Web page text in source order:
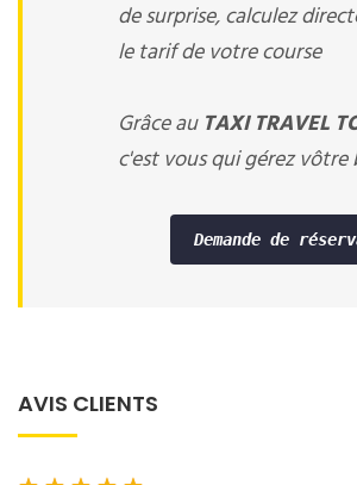
de surprise, calculez
le tarif de votre course
Grâce au TAXI TRAVEL
c'est vous qui gérez
Demande de
AVIS CLIENTS